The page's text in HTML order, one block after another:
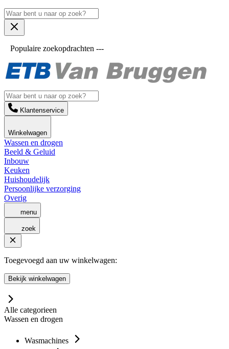
Populaire zoekopdrachten ---
Klantenservice
Winkelwagen
Wassen en drogen
Beeld & Geluid
Inbouw
Keuken
Huishoudelijk
Persoonlijke verzorging
Overig
menu
zoek
Toegevoegd aan uw winkelwagen:
Bekijk winkelwagen
Alle categorieen
Wassen en drogen
Wasmachines